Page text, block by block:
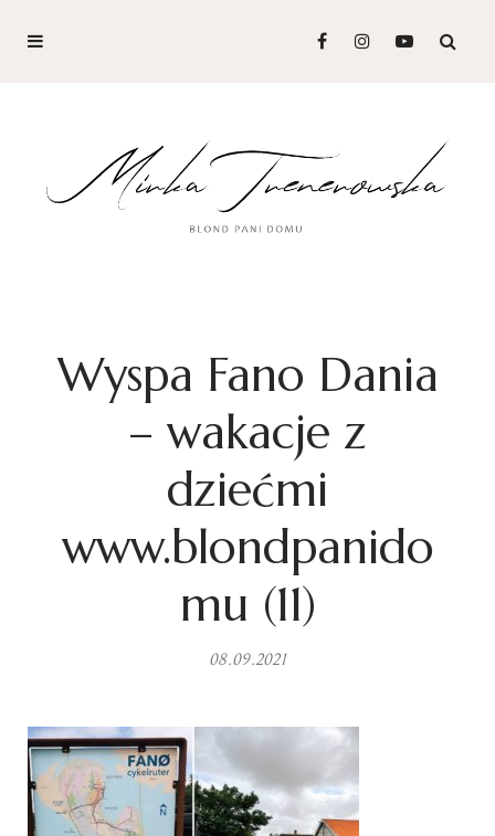
Wyspa Fano Dania
– wakacje z
dziećmi
www.blondpanido
mu (11)
08.09.2021